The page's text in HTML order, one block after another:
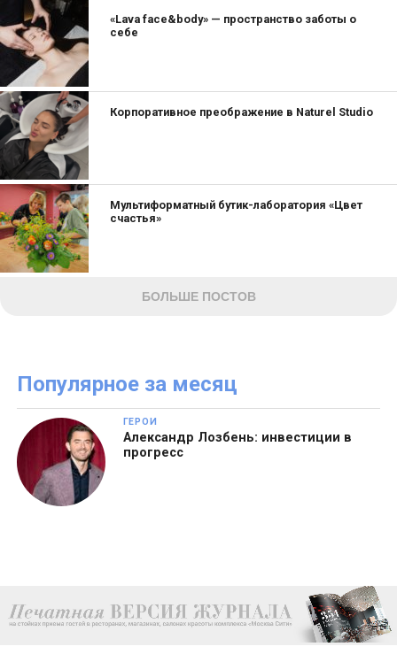
«Lava face&body» — пространство заботы о
себе
Корпоративное преображение в Naturel Studio
Мультиформатный бутик-лаборатория «Цвет
счастья»
БОЛЬШЕ ПОСТОВ
Популярное за месяц
ГЕРОИ
Александр Лозбень: инвестиции в
прогресс